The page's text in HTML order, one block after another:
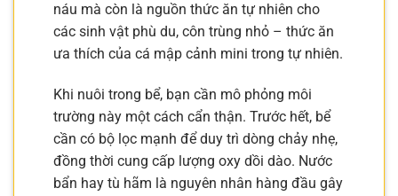
náu mà còn là nguồn thức ăn tự nhiên cho
các sinh vật phù du, côn trùng nhỏ – thức ăn
ưa thích của cá mập cảnh mini trong tự nhiên.
Khi nuôi trong bể, bạn cần mô phỏng môi
trường này một cách cẩn thận. Trước hết, bể
cần có bộ lọc mạnh để duy trì dòng chảy nhẹ,
đồng thời cung cấp lượng oxy dồi dào. Nước
bẩn hay tù hãm là nguyên nhân hàng đầu gây